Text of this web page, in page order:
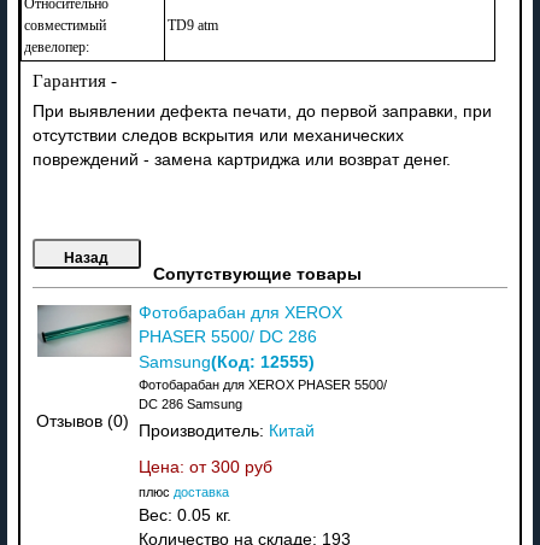
совместимый
девелопер:
TD9 atm
Гарантия -
При выявлении дефекта печати, до первой заправки, при
отсутствии следов вскрытия или механических
повреждений - замена картриджа или возврат денег.
Сопутствующие товары
Отзывов (0)
Фотобарабан для XEROX
PHASER 5500/ DC 286
Samsung(Код: 12555)
Фотобарабан для XEROX PHASER 5500/
DC 286 Samsung
Производитель: Китай
Цена: от 300 руб
плюс доставка
Вес: 0.05 кг.
Количество на складе: 193